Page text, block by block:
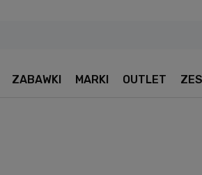
ZABAWKI MARKI OUTLET